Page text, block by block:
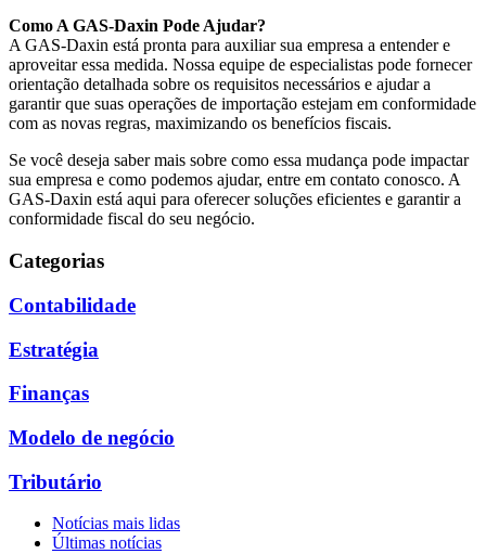
Como A GAS-Daxin Pode Ajudar?
A GAS-Daxin está pronta para auxiliar sua empresa a entender e
aproveitar essa medida. Nossa equipe de especialistas pode fornecer
orientação detalhada sobre os requisitos necessários e ajudar a
garantir que suas operações de importação estejam em conformidade
com as novas regras, maximizando os benefícios fiscais.
Se você deseja saber mais sobre como essa mudança pode impactar
sua empresa e como podemos ajudar, entre em contato conosco. A
GAS-Daxin está aqui para oferecer soluções eficientes e garantir a
conformidade fiscal do seu negócio.
Categorias
Contabilidade
Estratégia
Finanças
Modelo de negócio
Tributário
Notícias mais lidas
Últimas notícias